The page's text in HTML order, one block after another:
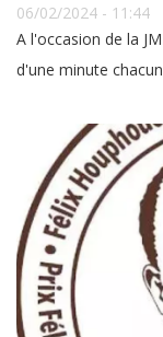
06/02/2024 - 11:44
A l'occasion de la
d'une minute